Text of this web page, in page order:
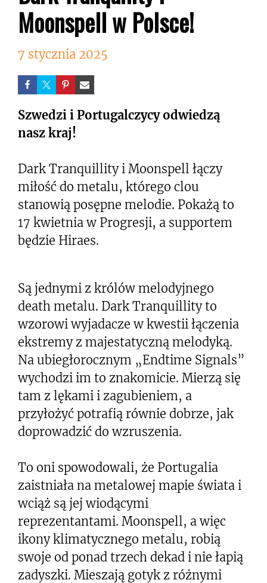
Moonspell w Polsce!
7 stycznia 2025
Szwedzi i Portugalczycy odwiedzą
nasz kraj!
Dark Tranquillity i Moonspell łączy
miłość do metalu, którego clou
stanowią posępne melodie. Pokażą to
17 kwietnia w Progresji, a supportem
będzie Hiraes.
Są jednymi z królów melodyjnego
death metalu. Dark Tranquillity to
wzorowi wyjadacze w kwestii łączenia
ekstremy z majestatyczną melodyką.
Na ubiegłorocznym „Endtime Signals”
wychodzi im to znakomicie. Mierzą się
tam z lękami i zagubieniem, a
przyłożyć potrafią równie dobrze, jak
doprowadzić do wzruszenia.
To oni spowodowali, że Portugalia
zaistniała na metalowej mapie świata i
wciąż są jej wiodącymi
reprezentantami. Moonspell, a więc
ikony klimatycznego metalu, robią
swoje od ponad trzech dekad i nie łapią
zadyszki. Mieszają gotyk z różnymi